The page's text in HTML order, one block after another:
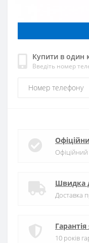
Купити в один
Введіть номер
Офіційний
Швидка
Доставка
Гарантія
10 років